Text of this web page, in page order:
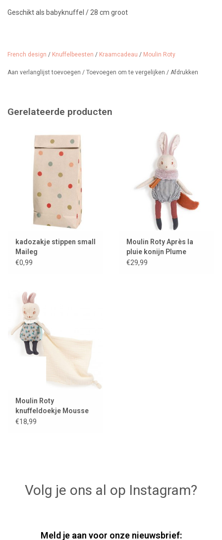
Geschikt als babyknuffel / 28 cm groot
French design / Knuffelbeesten / Kraamcadeau / Moulin Roty
Aan verlanglijst toevoegen / Toevoegen om te vergelijken / Afdrukken
Gerelateerde producten
kadozakje stippen small
Maileg
€0,99
Moulin Roty Après la
pluie konijn Plume
€29,99
Moulin Roty
knuffeldoekje Mousse
the muis
€18,99
Volg je ons al op Instagram?
Meld je aan voor onze nieuwsbrief: